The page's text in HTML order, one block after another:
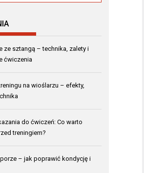
ze sztangą – technika, zalety i
ćwiczenia
na wioślarzu – efekty,
do ćwiczeń: Co warto
treningiem?
– jak poprawić kondycję i